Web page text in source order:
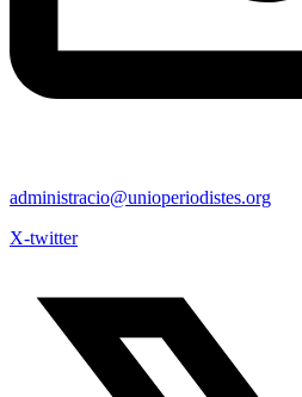
administracio@unioperiodistes.org
X-twitter